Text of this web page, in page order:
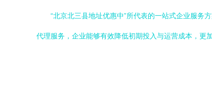
“北京北三县地址优惠中”所代表的一站式企业服务
代理服务，企业能够有效降低初期投入与运营成本，更